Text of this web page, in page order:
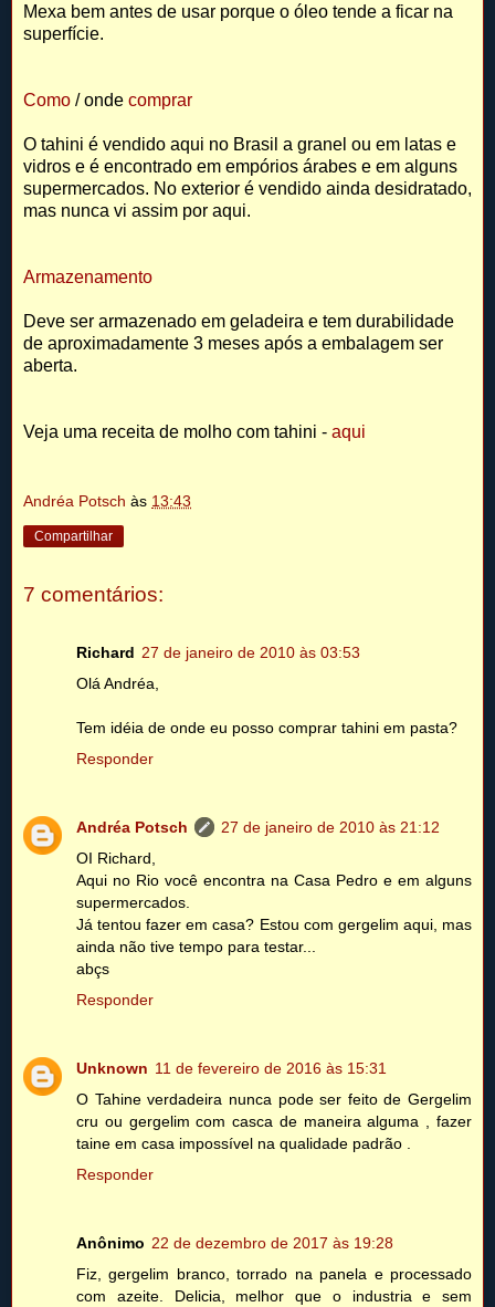
Mexa bem antes de usar porque o óleo tende a ficar na
superfície.
Como / onde comprar
O tahini é vendido aqui no Brasil a granel ou em latas e
vidros e é encontrado em empórios árabes e em alguns
supermercados. No exterior é vendido ainda desidratado,
mas nunca vi assim por aqui.
Armazenamento
Deve ser armazenado em geladeira e tem durabilidade
de aproximadamente 3 meses após a embalagem ser
aberta.
Veja uma receita de molho com tahini - aqui
Andréa Potsch às 13:43
Compartilhar
7 comentários:
Richard 27 de janeiro de 2010 às 03:53
Olá Andréa,
Tem idéia de onde eu posso comprar tahini em pasta?
Responder
Andréa Potsch
27 de janeiro de 2010 às 21:12
OI Richard,
Aqui no Rio você encontra na Casa Pedro e em alguns
supermercados.
Já tentou fazer em casa? Estou com gergelim aqui, mas
ainda não tive tempo para testar...
abçs
Responder
Unknown 11 de fevereiro de 2016 às 15:31
O Tahine verdadeira nunca pode ser feito de Gergelim
cru ou gergelim com casca de maneira alguma , fazer
taine em casa impossível na qualidade padrão .
Responder
Anônimo 22 de dezembro de 2017 às 19:28
Fiz, gergelim branco, torrado na panela e processado
com azeite. Delicia, melhor que o industria e sem